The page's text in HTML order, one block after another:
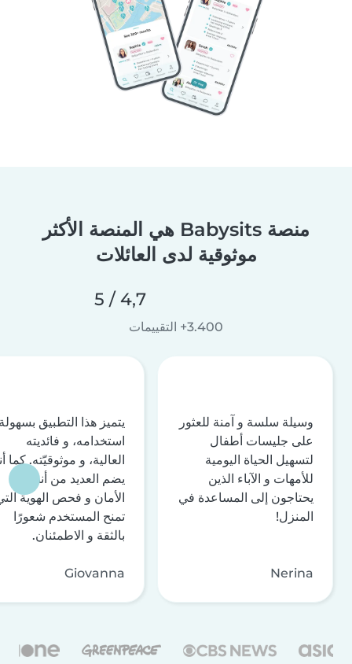
منصة Babysits هي المنصة الأكثر
موثوقية لدى العائلات
4,7 / 5
3.400+ التقييمات
وسيلة سلسة و آمنة للعثور
على جليسات أطفال
لتسهيل الحياة اليومية
للأمهات و الآباء الذين
يحتاجون إلى المساعدة في
المنزل!
Nerina
يتميز هذا التطبيق
استخدامه، و فائديته
العالية، و موثوقيّته. كما
يضم العديد من أنظمة
الأمان و فحص الهوية
تمنح المستخدم شعورًا
بالثقة و الاطمئنان.
Giovanna